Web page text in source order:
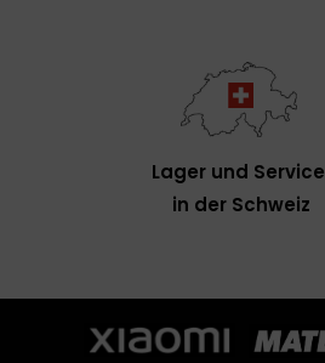
Lager und Service
in der Schweiz